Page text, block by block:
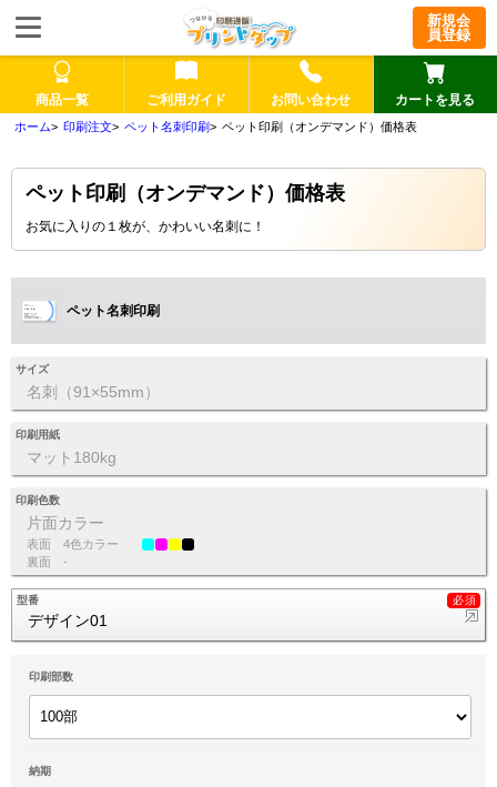
新規会
員登録
商品一覧 ご利用ガイド お問い合わせ カートを見る
印刷注文 ペット名刺印刷 ペット印刷（オンデマンド）価格表
ペット印刷（オンデマンド）価格表
お気に入りの１枚が、かわいい名刺に！
ペット名刺印刷
サイズ
名刺（91×55mm）
印刷用紙
マット180kg
印刷色数
片面カラー
表面
4色カラー
裏面
-
型番
デザイン01
印刷部数
納期